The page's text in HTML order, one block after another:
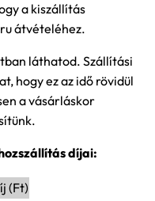
a kiszállítás
átvételéhez.
láthatod. Szállítási
hogy ez az idő rövidül
a vásárláskor
díjai:
(Ft)